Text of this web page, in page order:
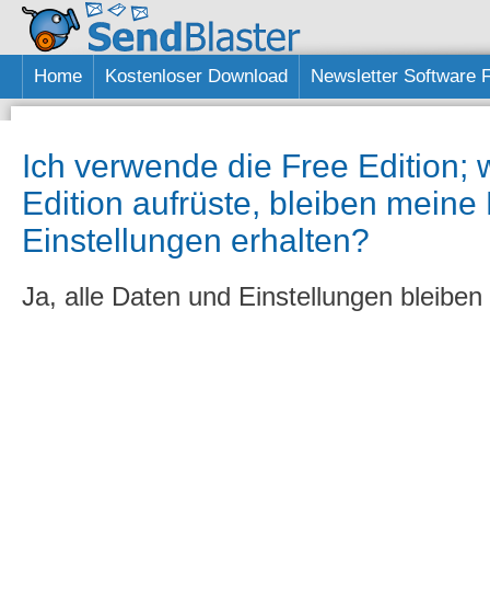
Home Kostenloser Download Newsletter Software
Ich verwende die Free Edition;
Edition aufrüste, bleiben meine
Einstellungen erhalten?
Ja, alle Daten und Einstellungen